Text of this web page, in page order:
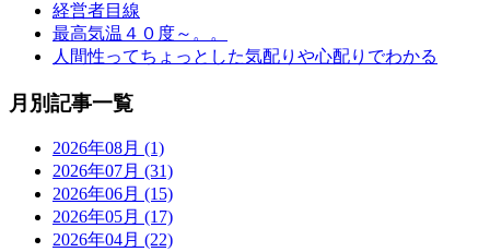
経営者目線
最高気温４０度～。。
人間性ってちょっとした気配りや心配りでわかる
月別記事一覧
2026年08月 (1)
2026年07月 (31)
2026年06月 (15)
2026年05月 (17)
2026年04月 (22)